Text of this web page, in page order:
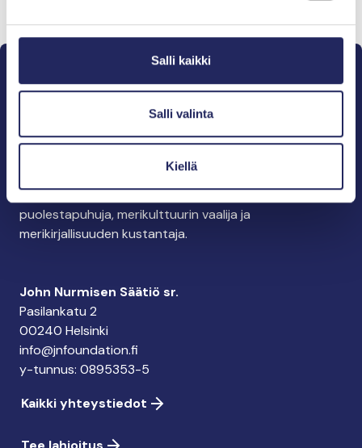
Salli kaikki
Salli valinta
Kiellä
John Nurmisen Säätiö on Itämeren suojelija, meren
puolestapuhuja, merikulttuurin vaalija ja
merikirjallisuuden kustantaja.
John Nurmisen Säätiö sr.
Pasilankatu 2
00240 Helsinki
info@jnfoundation.fi
y-tunnus: 0895353-5
Kaikki yhteystiedot